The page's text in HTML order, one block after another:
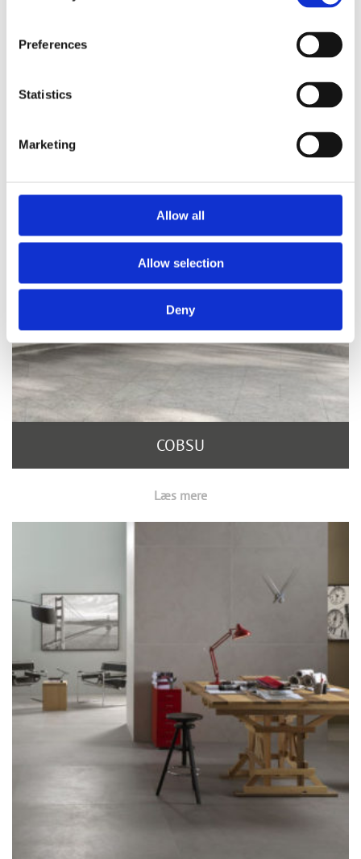
Preferences
Statistics
Marketing
Allow all
Allow selection
Deny
COBSU
Læs mere